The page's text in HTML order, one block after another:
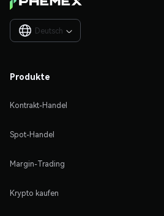
Deutsch 
Produkte
Kontrakt-Handel
Spot-Handel
Margin-Trading
Krypto kaufen